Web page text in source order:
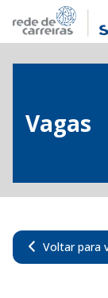
Vagas
Voltar para